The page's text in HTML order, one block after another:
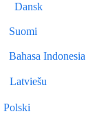
Dansk
Suomi
Bahasa Indonesia
Latviešu
Polski